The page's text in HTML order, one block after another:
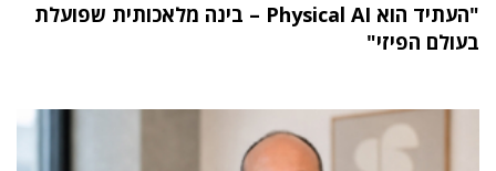
"העתיד הוא Physical AI – בינה מלאכותית שפועלת
בעולם הפיזי"